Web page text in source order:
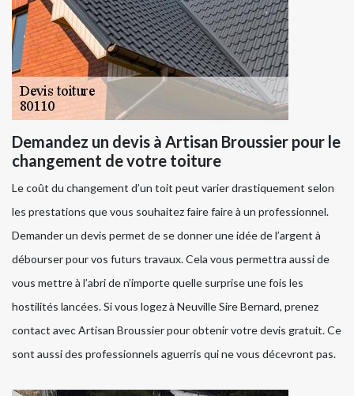
Demandez un devis à Artisan Broussier pour le
changement de votre toiture
Le coût du changement d’un toit peut varier drastiquement selon
les prestations que vous souhaitez faire faire à un professionnel.
Demander un devis permet de se donner une idée de l’argent à
débourser pour vos futurs travaux. Cela vous permettra aussi de
vous mettre à l’abri de n’importe quelle surprise une fois les
hostilités lancées. Si vous logez à Neuville Sire Bernard, prenez
contact avec Artisan Broussier pour obtenir votre devis gratuit. Ce
sont aussi des professionnels aguerris qui ne vous décevront pas.